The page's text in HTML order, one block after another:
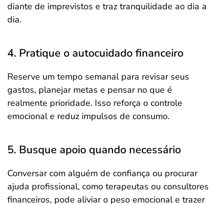
diante de imprevistos e traz tranquilidade ao dia a
dia.
4. Pratique o autocuidado financeiro
Reserve um tempo semanal para revisar seus
gastos, planejar metas e pensar no que é
realmente prioridade. Isso reforça o controle
emocional e reduz impulsos de consumo.
5. Busque apoio quando necessário
Conversar com alguém de confiança ou procurar
ajuda profissional, como terapeutas ou consultores
financeiros, pode aliviar o peso emocional e trazer